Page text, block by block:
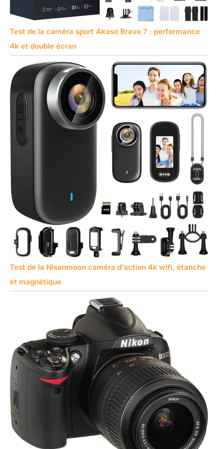
Test de la caméra sport Akaso Brave 7 : performance
4k et double écran
Test de la Nisanmoon caméra d’action 4k wifi, étanche
et magnétique